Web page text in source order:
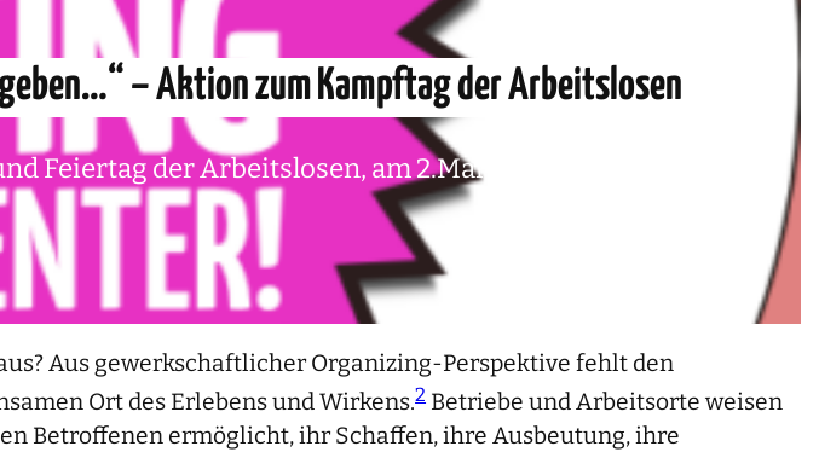
– Aktion zum Kampftag der Arbeitslosen
Feiertag der Arbeitslosen, am 2.Mai 2023, vor dem
Aus gewerkschaftlicher Organizing-Perspektive fehlt den
Ort des Erlebens und Wirkens.2 Betriebe und Arbeitsorte weisen
Betroffenen ermöglicht, ihr Schaffen, ihre Ausbeutung, ihre